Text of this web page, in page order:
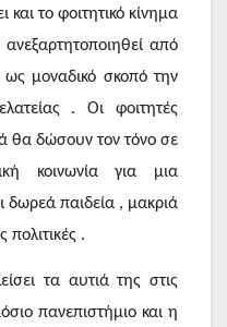
και το φοιτητικό κίνημα
από
μοναδικό σκοπό την
. Οι φοιτητές
θα δώσουν τον τόνο σε
κοινωνία για μια
δωρεά παιδεία , μακριά
πολιτικές .
τα αυτιά της στις
πανεπιστήμιο και η